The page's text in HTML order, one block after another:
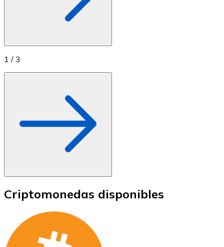
1 / 3
Criptomonedas disponibles